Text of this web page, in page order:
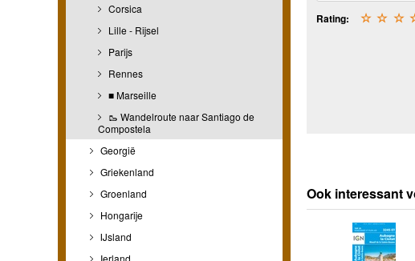
Corsica
Lille - Rijsel
Parijs
Rennes
■ Marseille
🥾 Wandelroute naar Santiago de
Compostela
Georgië
Griekenland
Groenland
Hongarije
IJsland
Ierland
Rating: ☆
☆
☆
Ook interessant